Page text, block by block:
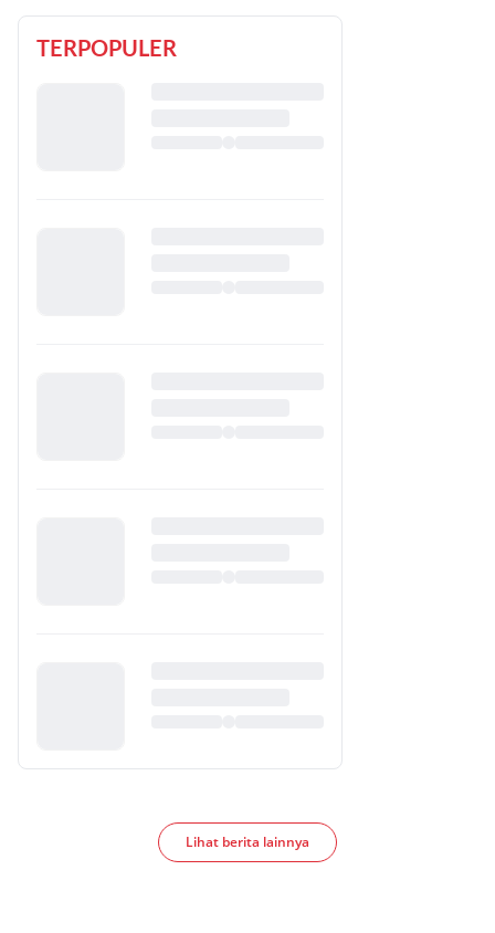
TERPOPULER
Lihat berita lainnya